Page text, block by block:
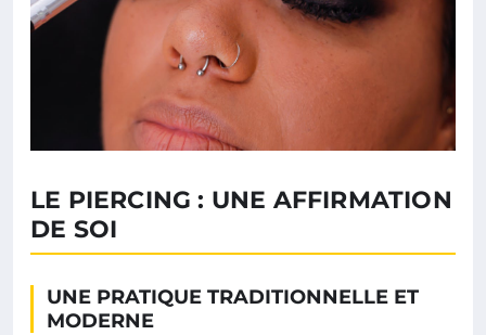
LE PIERCING : UNE AFFIRMATION
DE SOI
UNE PRATIQUE TRADITIONNELLE ET
MODERNE